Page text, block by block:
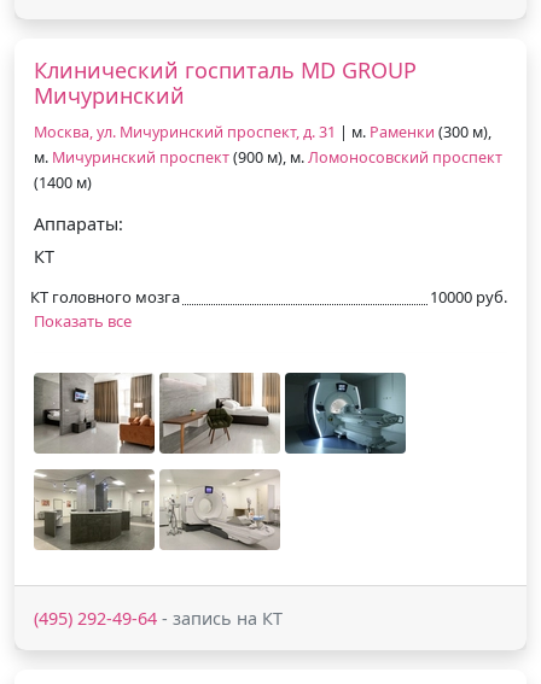
Клинический госпиталь MD GROUP
Мичуринский
Москва, ул. Мичуринский проспект, д. 31 | м. Раменки (300 м),
м. Мичуринский проспект(900 м), м.Ломоносовский проспект
(1400 м)
Аппараты:
КТ
КТ головного мозга
10000 руб.
Показать все
(495) 292-49-64 - запись на КТ